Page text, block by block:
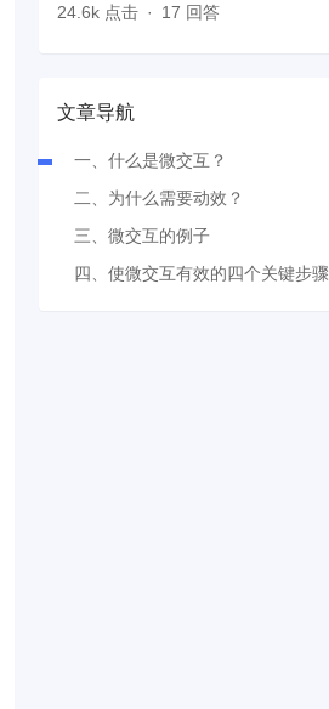
24.6k 点击
17 回答
文章导航
一、什么是微交互？
二、为什么需要动效？
三、微交互的例子
四、使微交互有效的四个关键步骤